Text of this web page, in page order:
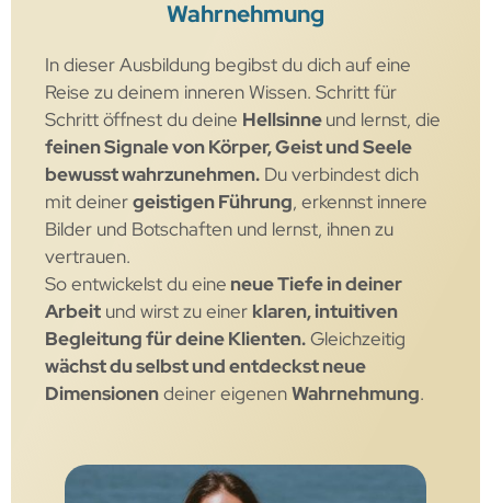
Wahrnehmung
In dieser Ausbildung begibst du dich auf eine
Reise zu deinem inneren Wissen. Schritt für
Schritt öffnest du deine Hellsinneund lernst, die
feinen Signale von Körper, Geist und Seele
bewusst wahrzunehmen. Du verbindest dich
mit deinergeistigen Führung, erkennst innere
Bilder und Botschaften und lernst, ihnen zu
vertrauen.
So entwickelst du eine neue Tiefe in deiner
Arbeit und wirst zu einer klaren, intuitiven
Begleitung für deine Klienten.Gleichzeitig
wächst du selbst und entdeckst neue
Dimensionendeiner eigenenWahrnehmung.